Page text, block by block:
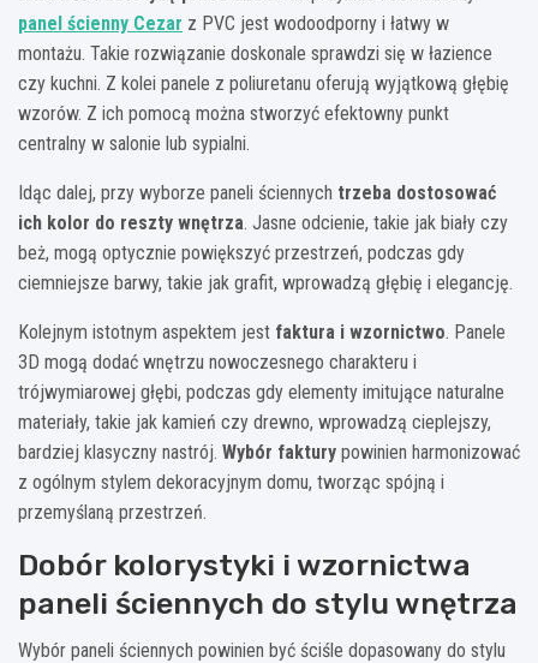
panel ścienny Cezar z PVC jest wodoodporny i łatwy w
montażu. Takie rozwiązanie doskonale sprawdzi się w łazience
czy kuchni. Z kolei panele z poliuretanu oferują wyjątkową głębię
wzorów. Z ich pomocą można stworzyć efektowny punkt
centralny w salonie lub sypialni.
Idąc dalej, przy wyborze paneli ściennych trzeba dostosować
ich kolor do reszty wnętrza. Jasne odcienie, takie jak biały czy
beż, mogą optycznie powiększyć przestrzeń, podczas gdy
ciemniejsze barwy, takie jak grafit, wprowadzą głębię i elegancję.
Kolejnym istotnym aspektem jest faktura i wzornictwo. Panele
3D mogą dodać wnętrzu nowoczesnego charakteru i
trójwymiarowej głębi, podczas gdy elementy imitujące naturalne
materiały, takie jak kamień czy drewno, wprowadzą cieplejszy,
bardziej klasyczny nastrój. Wybór faktury powinien harmonizować
z ogólnym stylem dekoracyjnym domu, tworząc spójną i
przemyślaną przestrzeń.
Dobór kolorystyki i wzornictwa
paneli ściennych do stylu wnętrza
Wybór paneli ściennych powinien być ściśle dopasowany do stylu